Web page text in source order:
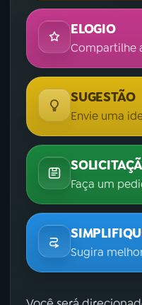
ELOGIO
Compartilhe
SUGESTÃO
Envie uma
Faça um
Sugira